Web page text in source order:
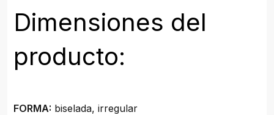
Dimensiones del
producto:
FORMA: biselada, irregular